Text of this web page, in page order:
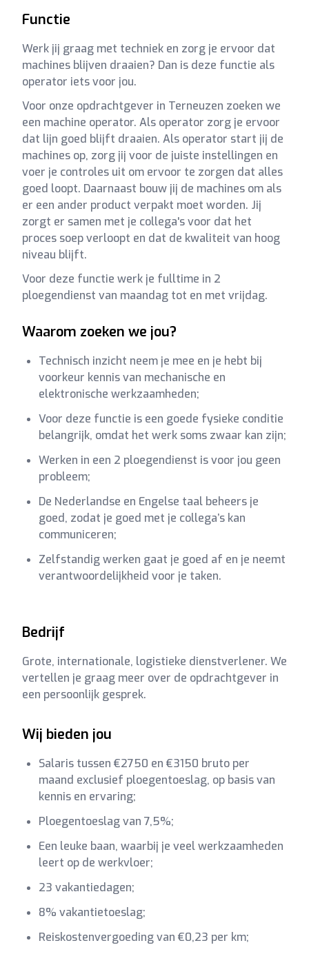
Functie
Werk jij graag met techniek en zorg je ervoor dat
machines blijven draaien? Dan is deze functie als
operator iets voor jou.
Voor onze opdrachtgever in Terneuzen zoeken we
een machine operator. Als operator zorg je ervoor
dat lijn goed blijft draaien. Als operator start jij de
machines op, zorg jij voor de juiste instellingen en
voer je controles uit om ervoor te zorgen dat alles
goed loopt. Daarnaast bouw jij de machines om als
er een ander product verpakt moet worden. Jij
zorgt er samen met je collega's voor dat het
proces soep verloopt en dat de kwaliteit van hoog
niveau blijft.
Voor deze functie werk je fulltime in 2
ploegendienst van maandag tot en met vrijdag.
Waarom zoeken we jou?
Technisch inzicht neem je mee en je hebt bij
voorkeur kennis van mechanische en
elektronische werkzaamheden;
Voor deze functie is een goede fysieke conditie
belangrijk, omdat het werk soms zwaar kan zijn;
Werken in een 2 ploegendienst is voor jou geen
probleem;
De Nederlandse en Engelse taal beheers je
goed, zodat je goed met je collega’s kan
communiceren;
Zelfstandig werken gaat je goed af en je neemt
verantwoordelijkheid voor je taken.
Bedrijf
Grote, internationale, logistieke dienstverlener. We
vertellen je graag meer over de opdrachtgever in
een persoonlijk gesprek.
Wij bieden jou
Salaris tussen €2750 en €3150 bruto per
maand exclusief ploegentoeslag, op basis van
kennis en ervaring;
Ploegentoeslag van 7,5%;
Een leuke baan, waarbij je veel werkzaamheden
leert op de werkvloer;
23 vakantiedagen;
8% vakantietoeslag;
Reiskostenvergoeding van €0,23 per km;